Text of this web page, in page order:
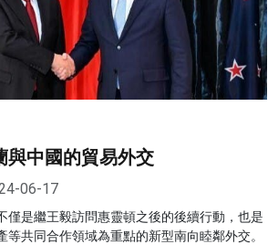
與中國的貿易外交
06-17
僅是繼王毅訪問惠靈頓之後的後續行動，也是
等共同合作領域為重點的新型南向睦鄰外交。